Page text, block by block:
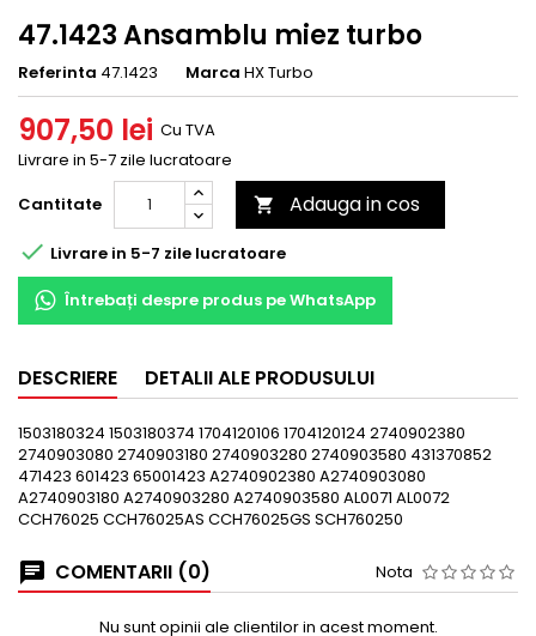
47.1423 Ansamblu miez turbo
Referinta 47.1423 Marca HX Turbo
907,50 lei Cu TVA
Livrare in 5-7 zile lucratoare
Cantitate
 Adauga in cos
 Livrare in 5-7 zile lucratoare
Întrebați despre produs pe WhatsApp
DESCRIERE DETALII ALE PRODUSULUI
1503180324 1503180374 1704120106 1704120124 2740902380
2740903080 2740903180 2740903280 2740903580 431370852
471423 601423 65001423 A2740902380 A2740903080
A2740903180 A2740903280 A2740903580 AL0071 AL0072
CCH76025 CCH76025AS CCH76025GS SCH760250
COMENTARII (0) Nota
Nu sunt opinii ale clientilor in acest moment.